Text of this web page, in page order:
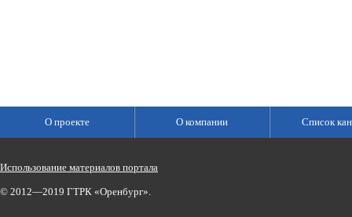
О проекте О компании Список
Использование материалов портала
© 2012—2019 ГТРК «Оренбург».